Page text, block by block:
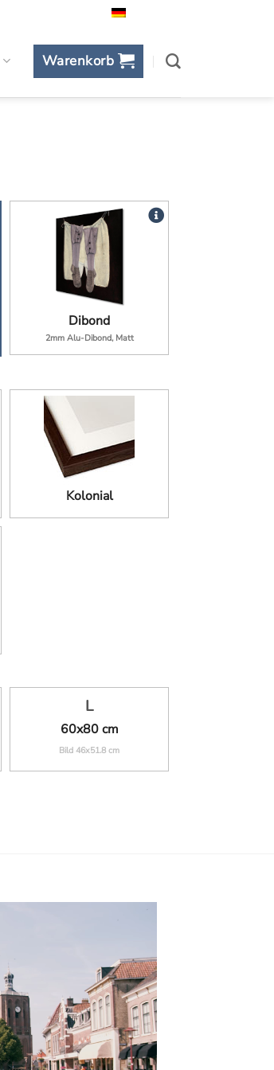
Warenkorb
Dibond
2mm Alu-Dibond, Matt
Kolonial
L
60x80 cm
Bild 46x51.8 cm